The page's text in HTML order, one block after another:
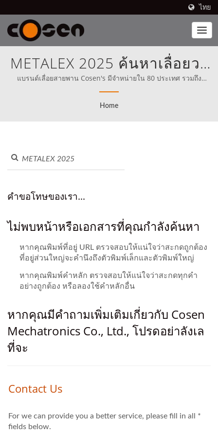
ไทย
METALEX 2025 ค้นหาเลื่อยวง
เดือน |Cosen Mechatronics
Co., Ltd.
แบรนด์เลื่อยสายพาน Cosen's มีจำหน่ายใน 80 ประเทศ รวมถึง
Home
คำขอโทษของเรา...
ไม่พบหน้าหรือเอกสารที่คุณกำลังค้นหา
หากคุณพิมพ์ที่อยู่ URL ตรวจสอบให้แน่ใจว่าสะกดถูกต้อง
ที่อยู่ส่วนใหญ่จะคำนึงถึงตัวพิมพ์เล็กและตัวพิมพ์ใหญ่
หากคุณพิมพ์คำหลัก ตรวจสอบให้แน่ใจว่าสะกดทุกคำ
อย่างถูกต้อง หรือลองใช้คำหลักอื่น
หากคุณมีคำถามเพิ่มเติมเกี่ยวกับ Cosen
Mechatronics Co., Ltd., โปรดอย่าลังเล
ที่จะ